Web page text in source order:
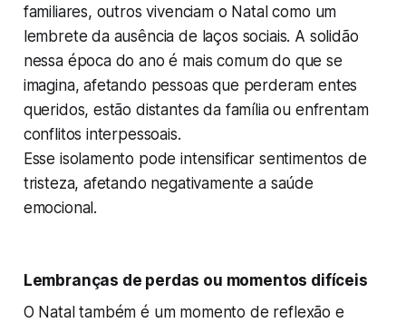
familiares, outros vivenciam o Natal como um
lembrete da ausência de laços sociais. A solidão
nessa época do ano é mais comum do que se
imagina, afetando pessoas que perderam entes
queridos, estão distantes da família ou enfrentam
conflitos interpessoais.
Esse isolamento pode intensificar sentimentos de
tristeza, afetando negativamente a saúde
emocional.
Lembranças de perdas ou momentos difíceis
O Natal também é um momento de reflexão e